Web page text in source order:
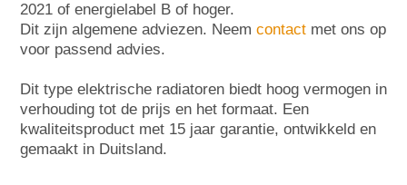
2021 of energielabel B of hoger.
Dit zijn algemene adviezen. Neem contact met ons op
voor passend advies.
Dit type elektrische radiatoren biedt hoog vermogen in
verhouding tot de prijs en het formaat. Een
kwaliteitsproduct met 15 jaar garantie, ontwikkeld en
gemaakt in Duitsland.